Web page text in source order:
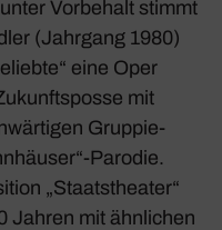
Vorbe­halt stimmt
(Jahr­gang 1980)
eine Oper
mit
Grup­pie­
Parodie.
„Staats­theater“
Jahren mit ähnli­chen